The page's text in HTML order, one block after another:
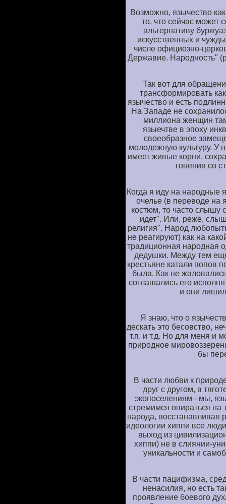
Возможно, язычество
то, что сейчас может
альтернативу
искусственных и
числе официозно-
Державие. Народность"
Так вот для
трансформировать
язычество и есть
На Западе не
миллиона женщин
языечтве в эпоху
своеобразное
молодежную культуру. У
имеет живые корни,
гонения со
Когда я иду на народные
очелье (в переводе на
костюм, то часто слышу
идет". Или, реже,
религия". Народ
не реагируют) как на
традиционная народная
дедушки. Между тем
крестьяне катали попов
была. Как не
соглашались его
и они
Я знаю, что о
дескать это бесовство,
т.п. и т.д. Но для меня и
природное
бы
В части любви к
друг с другом, в
экопоселениям - мы,
стремимся опираться
народа, восстанавливая
идеологии хиппи все
выход из
хиппи) не в слиянии-
уникальности и
В части пацифизма,
ненасилия, но есть
проявление боевого